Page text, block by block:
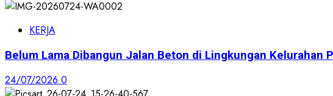
KERJA
Belum Lama Dibangun Jalan Beton di Lingkungan Kelurahan
24/07/2026 0